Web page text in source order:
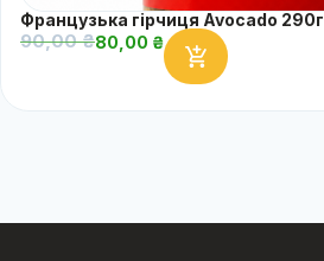
Французька гірчиця Avocado 290г
90,00₴80,00 ₴